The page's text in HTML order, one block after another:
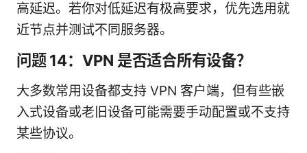
高延迟。若你对低延迟有极高要求，优先选用就
近节点并测试不同服务器。
问题 14：VPN 是否适合所有设备？
大多数常用设备都支持 VPN 客户端，但有些嵌
入式设备或老旧设备可能需要手动配置或不支持
某些协议。